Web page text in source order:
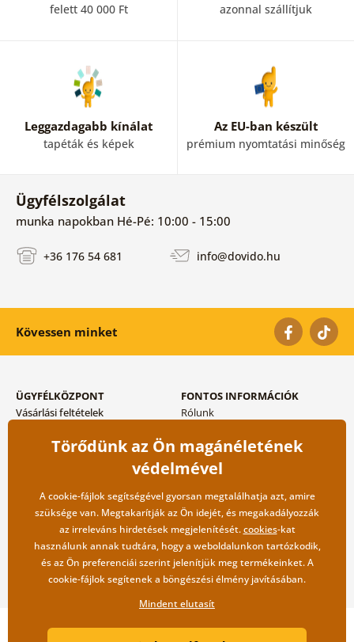
felett 40 000 Ft azonnal szállítjuk
Leggazdagabb kínálat
tapéták és képek
Az EU-ban készült
prémium nyomtatási minőség
Ügyfélszolgálat
munka napokban Hé-Pé: 10:00 - 15:00
+36 176 54 681 info@dovido.hu
Kövessen minket
ÜGYFÉLKÖZPONT
Vásárlási feltételek
Szállítási és fizetési módok
FONTOS INFORMÁCIÓK
Rólunk
Blog
Kapcsolat
Nagykereskedelmi
együttműködés
Copyright ©2019 © Dovido.hu.
Törődünk az Ön magánéletének
védelmével
A cookie-fájlok segítségével gyorsan megtalálhatja azt, amire
szüksége van. Megtakarítják az Ön idejét, és megakadályozzák
az irreleváns hirdetések megjelenítését.cookies-kat
használunk annak tudtára, hogy a weboldalunkon tartózkodik,
és az Ön preferenciái szerint jelenítjük meg termékeinket. A
cookie-fájlok segítenek a böngészési élmény javításában.
Mindent elutasít